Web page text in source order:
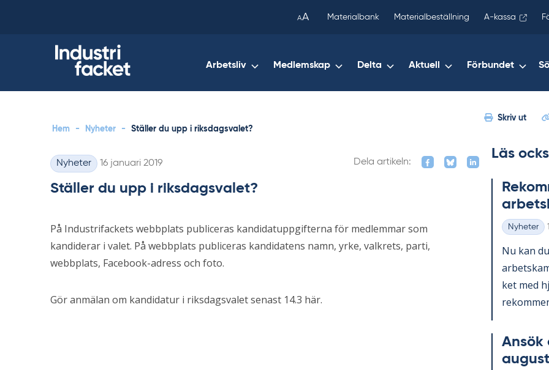
AA Materialbank Materialbeställning A-kassa
Arbetsliv Medlemskap Delta Aktuell Förbundet
Hem - Nyheter - Ställer du upp i riksdagsvalet?
Skriv ut
Kategorier
Nyheter Skriven
16 januari 2019 Dela artikeln:
Ställer du upp i riksdagsvalet?
På Industrifackets webbplats publiceras kandidatuppgifterna för medlemmar som
kandiderar i valet. På webbplats publiceras kandidatens namn, yrke, valkrets, parti,
webbplats, Facebook-adress och foto.
Gör anmälan om kandidatur i riksdagsvalet senast 14.3 här.
Läs
Kategorier
Nyheter
Nu kan
ket med
An­sök
copied
your
clipboard.)